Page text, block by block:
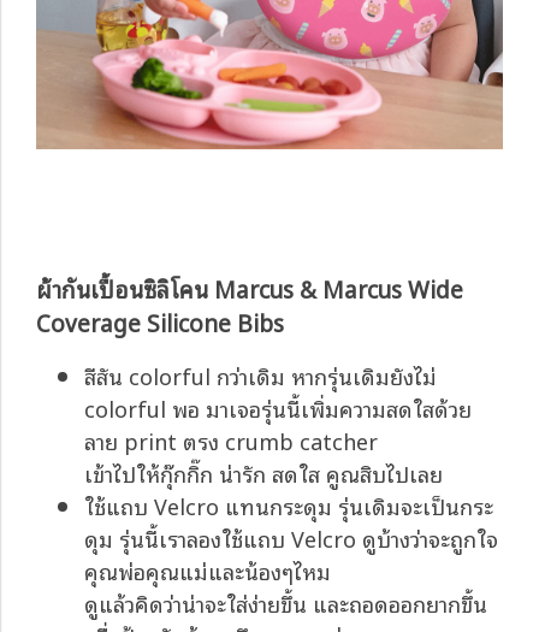
ผ้ากันเปื้อนซิลิโคน Marcus & Marcus Wide
Coverage Silicone Bibs
สีสัน colorful กว่าเดิม หากรุ่นเดิมยังไม่
colorful พอ มาเจอรุ่นนี้เพิ่มความสดใสด้วย
ลาย print ตรง crumb catcher
เข้าไปให้กุ๊กกิ๊ก น่ารัก สดใส คูณสิบไปเลย
ใช้แถบ Velcro แทนกระดุม รุ่นเดิมจะเป็นกระ
ดุม รุ่นนี้เราลองใช้แถบ Velcro ดูบ้างว่าจะถูกใจ
คุณพ่อคุณแม่และน้องๆไหม
ดูแล้วคิดว่าน่าจะใส่ง่ายขึ้น และถอดออกยากขึ้น